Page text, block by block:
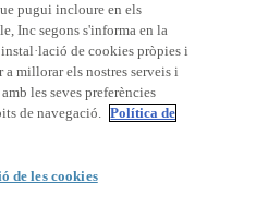
- URL |Avís legal
pugui incloure en els
Inc segons s'informa en la
de cookies pròpies i
a millorar els nostres serveis i
les seves preferències
de navegació. Política de
de les cookies